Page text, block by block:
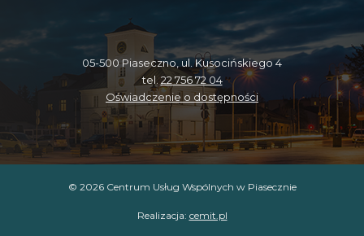
05-500 Piaseczno, ul. Kusocińskiego 4
tel. 22 756 72 04
Oświadczenie o dostępności
© 2026 Centrum Usług Wspólnych w Piasecznie
Realizacja: cemit.pl